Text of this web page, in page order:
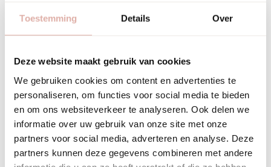
Toestemming Details Over
Deze website maakt gebruik van cookies
We gebruiken cookies om content en advertenties te
personaliseren, om functies voor social media te bieden
en om ons websiteverkeer te analyseren. Ook delen we
informatie over uw gebruik van onze site met onze
partners voor social media, adverteren en analyse. Deze
partners kunnen deze gegevens combineren met andere
Het grote voordeel ligt in de exclusiviteit. Je meubilair wordt
passen. Dit zorgt niet alleen voor een mooier resultaat, maar
ook voor meubilair dat jarenlang zijn waarde behoudt.
Hoe lang gaat
ambachtelijk